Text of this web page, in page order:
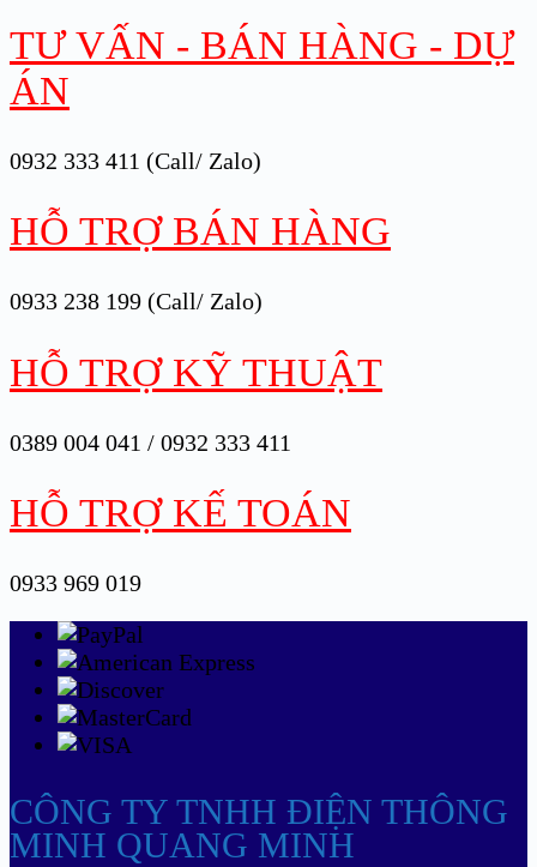
TƯ VẤN - BÁN HÀNG - DỰ
ÁN
0932 333 411 (Call/ Zalo)
HỖ TRỢ BÁN HÀNG
0933 238 199 (Call/ Zalo)
HỖ TRỢ KỸ THUẬT
0389 004 041 / 0932 333 411
HỖ TRỢ KẾ TOÁN
0933 969 019
CÔNG TY TNHH ĐIỆN THÔNG
MINH QUANG MINH